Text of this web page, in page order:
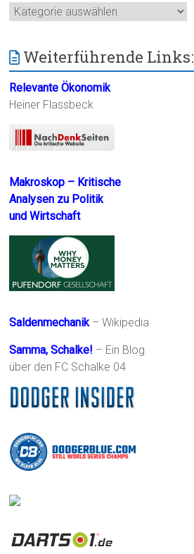
Kategorien
Weiterführende Links:
Relevante Ökonomik
Heiner Flassbeck
Makroskop – Kritische
Analysen zu Politik
und Wirtschaft
Saldenmechanik– Wikipedia
Samma, Schalke! – Ein Blog
über den FC Schalke 04